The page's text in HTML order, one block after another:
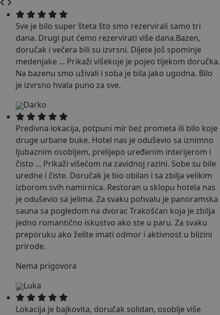
Sve je bilo super šteta što smo rezervirali samo tri
dana. Drugi put ćemo rezervirati više dana.Bazen,
doručak i večera bili su izvrsni. Dijete još spominje
medenjake ... Prikaži višekoje je pojeo tijekom doručka.
Na bazenu smo uživali i soba je bila jako ugodna. Bilo
je izvrsno hvala puno za sve.
Darko
Predivna lokacija, potpuni mir bez prometa ili bilo koje
druge urbane buke. Hotel nas je oduševio sa iznimno
ljubaznim osobljem, prelijepo uređenim interijerom i
čisto ... Prikaži višećom na zavidnoj razini. Sobe su bile
uredne i čiste. Doručak je bio obilan i sa zbilja velikim
izborom svih namirnica. Restoran u sklopu hotela nas
je oduševio sa jelima. Za svaku pohvalu je panoramska
sauna sa pogledom na dvorac Trakošćan koja je zbilja
jedno romantično iskustvo ako ste u paru. Za svaku
preporuku ako želite imati odmor i aktivnost u blizini
prirode.
Nema prigovora
Luka
Lokacija je bajkovita, doručak solidan, osoblje više